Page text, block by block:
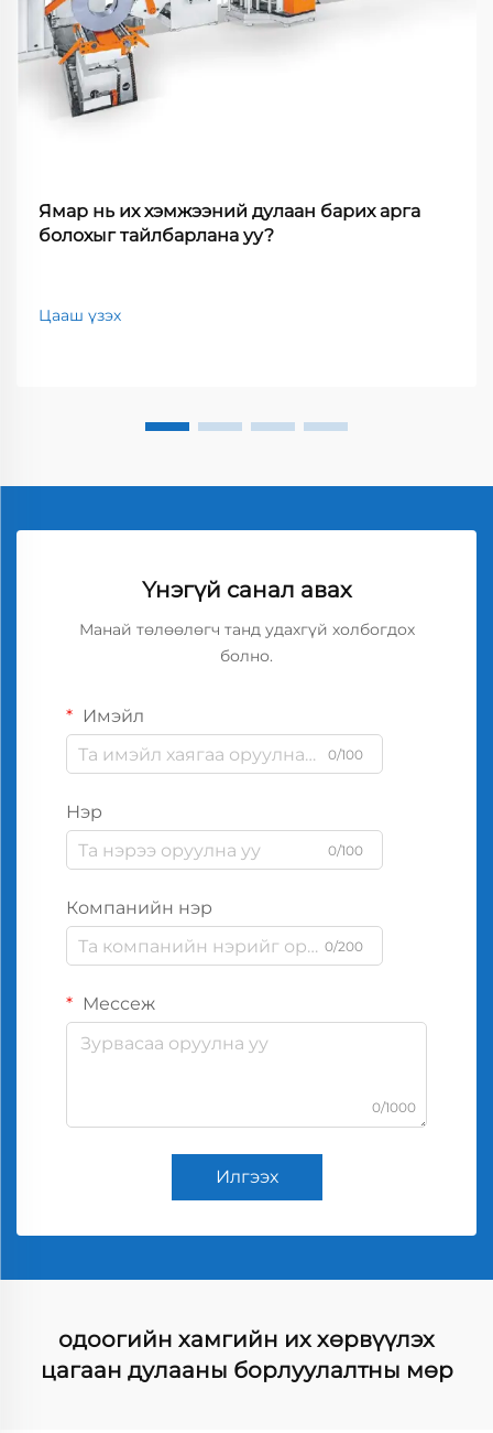
Ямар нь их хэмжээний дулаан барих арга
болохыг тайлбарлана уу?
Цааш үзэх
Үнэгүй санал авах
Манай төлөөлөгч танд удахгүй холбогдох
болно.
Имэйл
0/100
Нэр
0/100
Компанийн нэр
0/200
Мессеж
0/1000
Илгээх
одоогийн хамгийн их хөрвүүлэх
цагаан дулааны борлуулалтны мөр